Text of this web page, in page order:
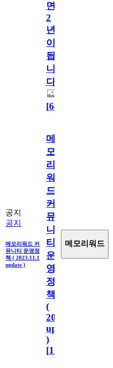
면
2
년
이
됩
니
다.
[64
공지
공지
메모리워드 커
뮤니티 운영정
책 ( 2023.11.1
update )
메
모
리
워
드
커
뮤
니
티
운
영
정
책
(
2023.11.1
update
)
[110
메모리워드